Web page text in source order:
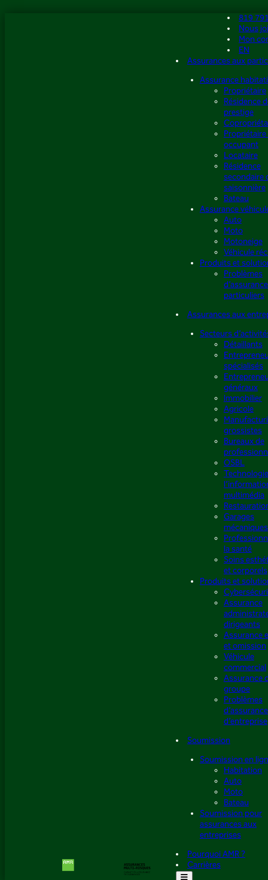
819
Nous
Mon
EN
Assurances aux
Assurance
Propriétaire
Résidence
prestige
occupant
Locataire
Résidence
secondaire
saisonnière
Bateau
Assurance
Auto
Moto
Motoneige
Véhicule
Produits et
Problèmes
particuliers
Assurances aux
Secteurs
Détaillants
spécialisés
généraux
Immobilier
Agricole
grossistes
Bureaux de
OSBL
multimédia
Garages
mécaniques
la santé
Soins
et corporels
Produits et
Assurance
dirigeants
Assurance
et omission
Véhicule
commercial
Assurance
groupe
Problèmes
d’entreprise
Soumission
Soumission en
Habitation
Auto
Moto
Bateau
Soumission pour
assurances aux
entreprises
Pourquoi AMR ?
Carrières